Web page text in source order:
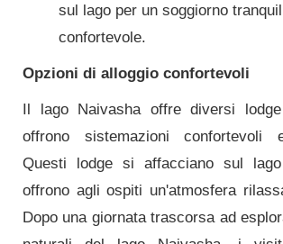
sul lago per un soggiorno
confortevole.
Opzioni di alloggio confortevoli
Il lago Naivasha offre diversi
offrono sistemazioni confortevoli
Questi lodge si affacciano sul
offrono agli ospiti un'atmosfera
Dopo una giornata trascorsa ad